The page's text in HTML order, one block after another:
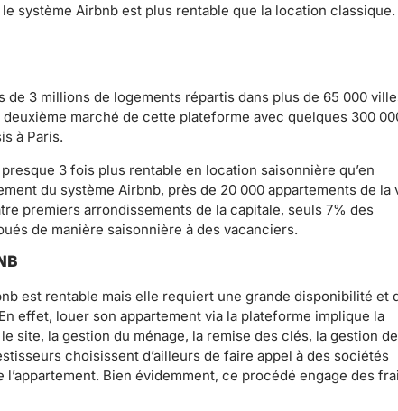
système Airbnb est plus rentable que la location classique.
3 millions de logements répartis dans plus de 65 000
marché de cette plateforme avec quelques 300
à Paris.
3 fois plus rentable en location saisonnière qu’en
du système Airbnb, près de 20 000 appartements de la
premiers arrondissements de la capitale, seuls 7% des
de manière saisonnière à des vacanciers.
est rentable mais elle requiert une grande disponibilité et
effet, louer son appartement via la plateforme implique la
site, la gestion du ménage, la remise des clés, la gestion
choisissent d’ailleurs de faire appel à des sociétés
Bien évidemment, ce procédé engage des